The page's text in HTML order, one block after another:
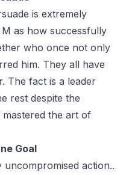
is extremely
as how successfully
who once not only
him. They all have
The fact is a leader
rest despite the
the art of
Goal
action..